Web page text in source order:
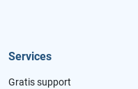
Services
Gratis support